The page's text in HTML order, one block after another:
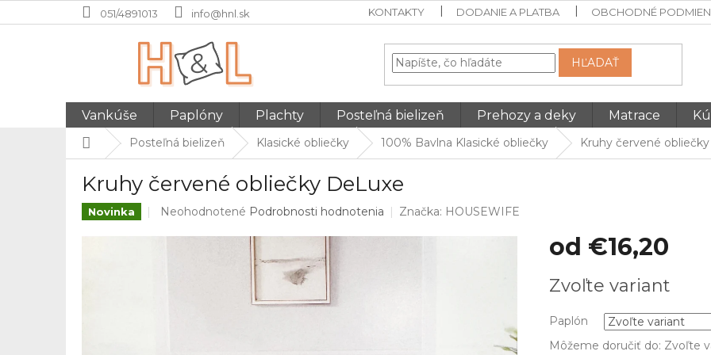
na
051/4891013 info@hnl.sk KONTAKTY DODANIE A PLATBA OBCHODNÉ
HĽADAŤ
Vankúše Paplóny Plachty Posteľná bielizeň Prehozy a deky Matrace
DomovPosteľná bielizeň Klasické obliečky 100% Bavlna Klasické obliečky Kruhy červené
Kruhy červené obliečky DeLuxe
Novinka
Priemerné
produktu
Neohodnotené Podrobnosti hodnotenia Značka: HOUSEWIFE
od €16,20
cena:
Zvoľte variant
Paplón
Môžeme doručiť do: Zvoľte